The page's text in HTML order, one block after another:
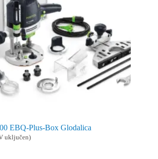
EBQ-Plus-Box Glodalica
uključen)